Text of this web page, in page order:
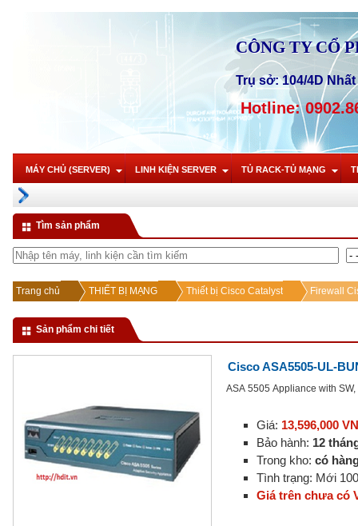
CÔNG TY CỔ
Trụ sở: 104/4D
Hotline:
MÁY CHỦ (SERVER) LINH KIỆN SERVER TỦ RACK-TỦ MẠNG
Tìm sản phẩm
Trang chủ THIẾT BỊ MẠNG Thiết bị Cisco Catalyst Firewall
Sản phẩm chi tiết
Cisco ASA5505-UL-
ASA 5505 Appliance with
Giá: 13,596,000
Bảo hành: 12
Trong kho:có
Tình trạng: Mới
Giá trên chưa có